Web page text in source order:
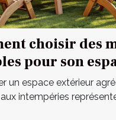
choisir des
pour son
?
un espace extérieur
intempéries